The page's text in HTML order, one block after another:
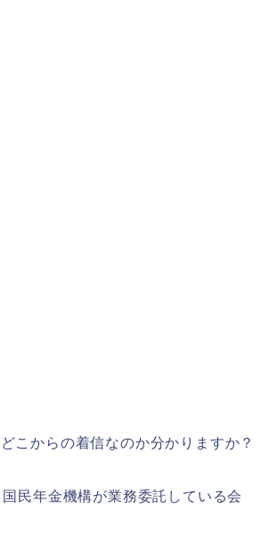
こからの着信なのか分かりますか？
民年金機構が業務委託している会